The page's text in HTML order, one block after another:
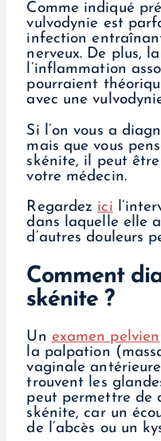
Comme indiqué
vulvodynie est
infection
nerveux. De plus,
l’inflammation
pourraient
avec une
Si l’on vous a
mais que vous
skénite, il peut
votre médecin.
Regardez ici
dans laquelle elle
d’autres douleurs
Comment
skénite ?
Un examen pelvien
la palpation
vaginale
trouvent les
peut permettre de
skénite, car un
de l’abcès ou un